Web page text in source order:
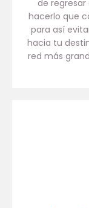
de
hacerlo que
para así
hacia tu
red más